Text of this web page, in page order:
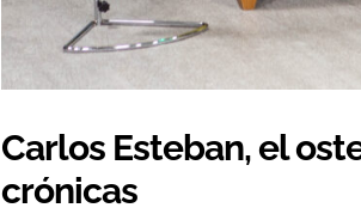
Carlos Esteban, el
crónicas